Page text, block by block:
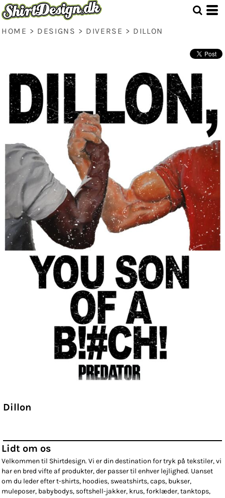
HOME > DESIGNS > DIVERSE > DILLON
Dillon
Lidt om os
Velkommen til Shirtdesign. Vi er din destination for tryk på tekstiler, vi
har en bred vifte af produkter, der passer til enhver lejlighed. Uanset
om du leder efter t-shirts, hoodies, sweatshirts, caps, bukser,
muleposer, babybodys, softshell-jakker, krus, forklæder, tanktops,